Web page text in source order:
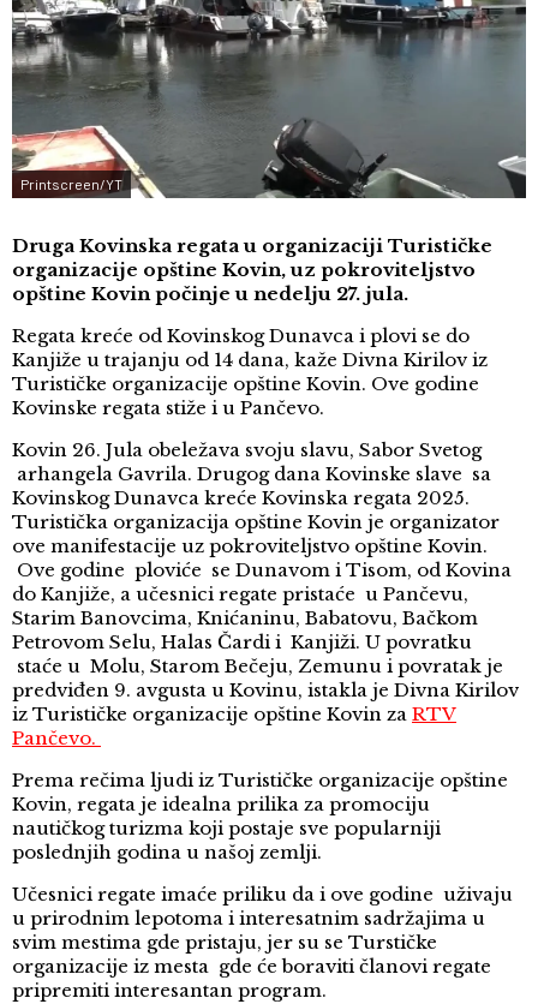
Printscreen/YT
Druga Kovinska regata u organizaciji Turističke
organizacije opštine Kovin, uz pokroviteljstvo
opštine Kovin počinje u nedelju 27. jula.
Regata kreće od Kovinskog Dunavca i plovi se do
Kanjiže u trajanju od 14 dana, kaže Divna Kirilov iz
Turističke organizacije opštine Kovin. Ove godine
Kovinske regata stiže i u Pančevo.
Kovin 26. Jula obeležava svoju slavu, Sabor Svetog
arhangela Gavrila. Drugog dana Kovinske slave sa
Kovinskog Dunavca kreće Kovinska regata 2025.
Turistička organizacija opštine Kovin je organizator
ove manifestacije uz pokroviteljstvo opštine Kovin.
Ove godine ploviće se Dunavom i Tisom, od Kovina
do Kanjiže, a učesnici regate pristaće u Pančevu,
Starim Banovcima, Knićaninu, Babatovu, Bačkom
Petrovom Selu, Halas Čardi i Kanjiži. U povratku
staće u Molu, Starom Bečeju, Zemunu i povratak je
predviđen 9. avgusta u Kovinu, istakla je Divna Kirilov
iz Turističke organizacije opštine Kovin za RTV
Pančevo.
Prema rečima ljudi iz Turističke organizacije opštine
Kovin, regata je idealna prilika za promociju
nautičkog turizma koji postaje sve popularniji
poslednjih godina u našoj zemlji.
Učesnici regate imaće priliku da i ove godine uživaju
u prirodnim lepotoma i interesatnim sadržajima u
svim mestima gde pristaju, jer su se Turstičke
organizacije iz mesta gde će boraviti članovi regate
pripremiti interesantan program.